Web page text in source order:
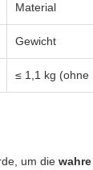
Material
Gewicht
≤ 1,1 kg (ohne
um die